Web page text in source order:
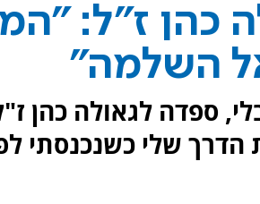
כהן ז"ל:
השלמה"
ספדה לגאולה כהן
שלי כשנכנסתי